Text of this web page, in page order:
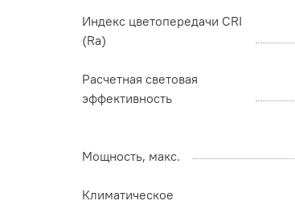
Индекс цветопередачи CRI
(Ra)
Расчетная световая
эффективность
Мощность, макс.
Климатическое